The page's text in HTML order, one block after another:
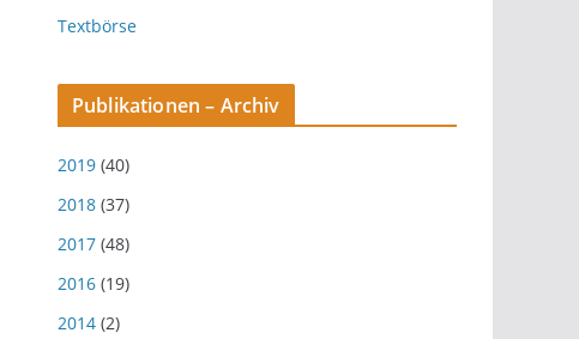
Textbörse
Publikationen – Archiv
2019 (40)
2018 (37)
2017 (48)
2016 (19)
2014 (2)